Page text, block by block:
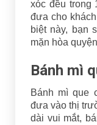
xóc đều trong
đưa cho
biệt này, bạn
mặn hòa
Bánh mì
Bánh mì que
đưa vào thị
dài vui mắt,